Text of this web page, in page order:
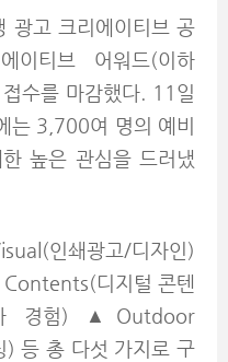
광고 크리에이티브 공
이티브 어워드(이하
수를 마감했다. 11일
는 3,700여 명의 예비
높은 관심을 드러냈
인쇄광고/디자인)
디지털 콘텐
경험) ▲Outdoor
등 총 다섯 가지로 구